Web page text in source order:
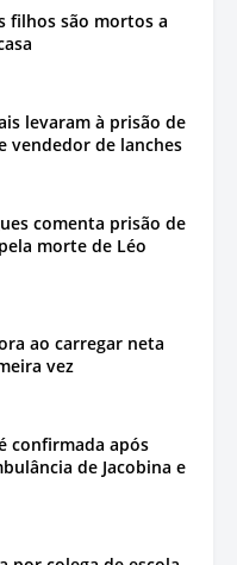
filhos são mortos a
levaram à prisão de
vendedor de lanches
comenta prisão de
morte de Léo
ao carregar neta
vez
confirmada após
de Jacobina e